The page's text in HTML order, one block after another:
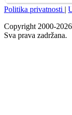
Politika privatnosti
Copyright 2000-
Sva prava zadržana.